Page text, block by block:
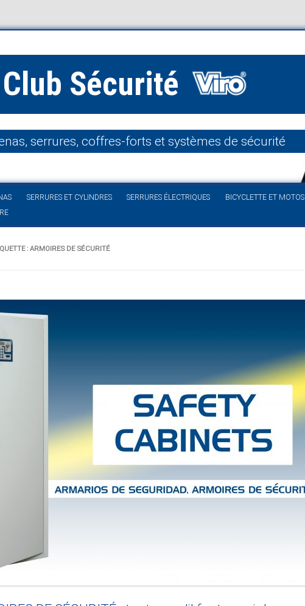
Club Sécurité
serrures, coffres-forts et systèmes de sécurité
SERRURES ET CYLINDRES SERRURES ÉLECTRIQUES BICYCLETTE ET MOTOS
: ARMOIRES DE SÉCURITÉ